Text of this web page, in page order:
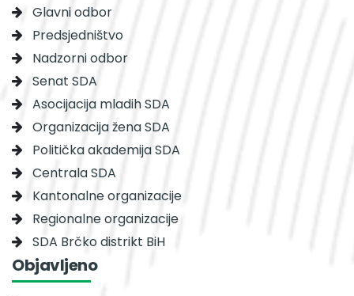
Glavni odbor
Predsjedništvo
Nadzorni odbor
Senat SDA
Asocijacija mladih SDA
Organizacija žena SDA
Politička akademija SDA
Centrala SDA
Kantonalne organizacije
Regionalne organizacije
SDA Brčko distrikt BiH
Objavljeno